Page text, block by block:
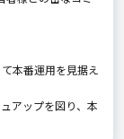
本番運用を見据え
アップを図り、本